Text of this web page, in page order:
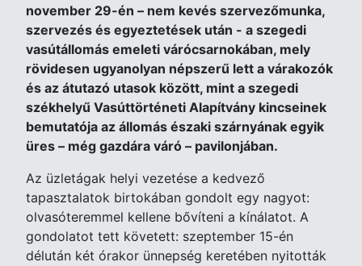
november 29-én – nem kevés szervezőmunka,
szervezés és egyeztetések után - a szegedi
vasútállomás emeleti várócsarnokában, mely
rövidesen ugyanolyan népszerű lett a várakozók
és az átutazó utasok között, mint a szegedi
székhelyű Vasúttörténeti Alapítvány kincseinek
bemutatója az állomás északi szárnyának egyik
üres – még gazdára váró – pavilonjában.
Az üzletágak helyi vezetése a kedvező
tapasztalatok birtokában gondolt egy nagyot:
olvasóteremmel kellene bővíteni a kínálatot. A
gondolatot tett követett: szeptember 15-én
délután két órakor ünnepség keretében nyitották